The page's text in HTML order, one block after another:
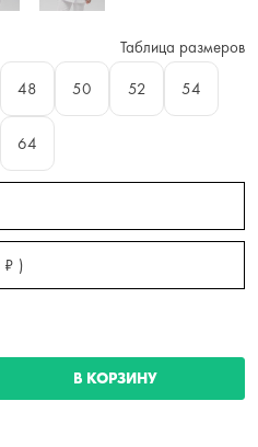
Таблица размеров
48 50 52 54
64
₽ )
В КОРЗИНУ